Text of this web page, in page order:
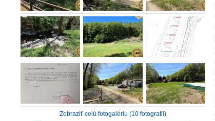
Zobraziť celú fotogalériu (10 fotografií)